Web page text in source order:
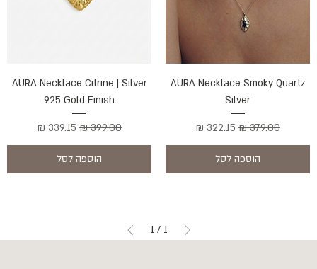
AURA Necklace Smoky Quartz
Silver
מחיר רגיל מחיר מבצע
הוספה לסל
AURA Necklace Citrine | Silver
925 Gold Finish
מחיר רגיל מחיר מבצע
הוספה לסל
1
/
1